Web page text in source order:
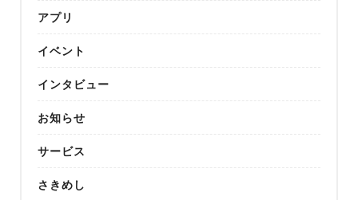
アプリ
イベント
インタビュー
お知らせ
サービス
さきめし